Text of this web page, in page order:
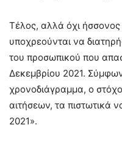
Τέλος, αλλά όχι ήσσονος
υποχρεούνται να
του προσωπικού που
Δεκεμβρίου 2021.
χρονοδιάγραμμα, ο
αιτήσεων, τα πιστωτικά
2021».